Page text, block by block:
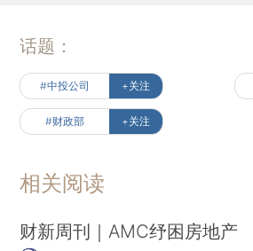
话题：
#中投公司 +关注
#财政部 +关注
相关阅读
财新周刊｜AMC纾困房地产